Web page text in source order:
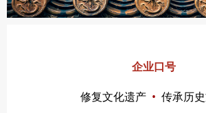
企业口号
修复文化遗产 • 传承历